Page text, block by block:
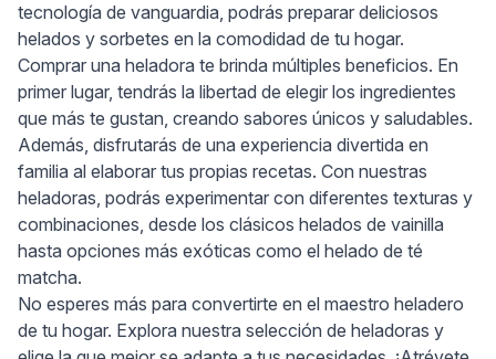
tecnología de vanguardia, podrás preparar deliciosos
helados y sorbetes en la comodidad de tu hogar.
Comprar una heladora te brinda múltiples beneficios. En
primer lugar, tendrás la libertad de elegir los ingredientes
que más te gustan, creando sabores únicos y saludables.
Además, disfrutarás de una experiencia divertida en
familia al elaborar tus propias recetas. Con nuestras
heladoras, podrás experimentar con diferentes texturas y
combinaciones, desde los clásicos helados de vainilla
hasta opciones más exóticas como el helado de té
matcha.
No esperes más para convertirte en el maestro heladero
de tu hogar. Explora nuestra selección de heladoras y